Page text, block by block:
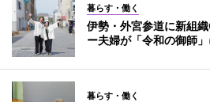
暮らす・働く
伊勢・外宮参道に新組
ー夫婦が「令和の御師」
暮らす・働く